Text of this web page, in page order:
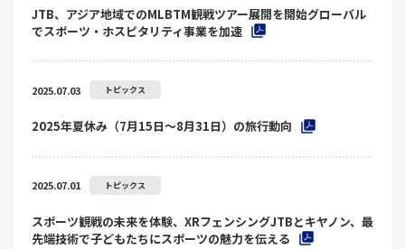
JTB、アジア地域でのMLBTM観戦ツアー展開を開始グローバル
でスポーツ・ホスピタリティ事業を加速
2025.07.03 トピックス
2025年夏休み（7月15日～8月31日）の旅行動向
2025.07.01 トピックス
スポーツ観戦の未来を体験、XRフェンシングJTBとキヤノン、最
先端技術で子どもたちにスポーツの魅力を伝える